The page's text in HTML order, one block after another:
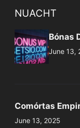
NUACHT
Bónas
June 13,
Comórtas
June 13, 2025